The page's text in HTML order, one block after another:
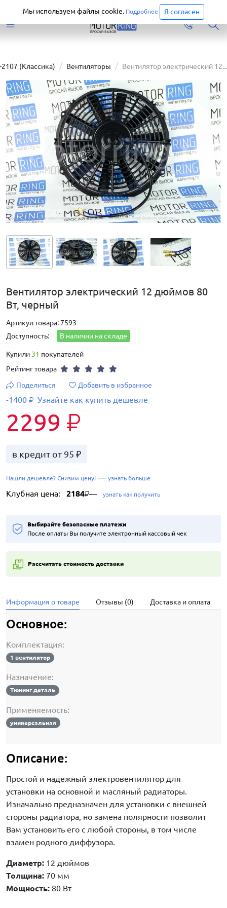
Перейти
(Классика) Вентиляторы Вентилятор электрический 12...
Вентилятор электрический 12 дюймов 80
Вт, черный
Артикул товара: 7593
Доступность:
В наличии на складе
Купили31 покупателей
Рейтинг товара
Поделиться
Добавить в избранное
-1400 ₽ Узнайте как купить дешевле
2299 ₽
в кредит от 95 ₽
Нашли дешевле? Снизим цену! — узнать больше
Клубная цена: 2184₽— узнать как получить
Выбирайте безопасные платежи
После оплаты Вы получите электронный кассовый чек
Рассчитать стоимость доставки
Информация о товаре Отзывы (0) Доставка и оплата
Основное:
Комплектация:
1 вентилятор
Назначение:
Тюнинг деталь
Применяемость:
универсальная
Описание:
Простой и надежный электровентилятор для
установки на основной и масляный радиаторы.
Изначально предназначен для установки с внешней
стороны радиатора, но замена полярности позволит
Вам установить его с любой стороны, в том числе
взамен родного диффузора.
Диаметр: 12 дюймов
Толщина: 70 мм
Мощность: 80 Вт
Мы используем файлы cookie. Подробнее Я согласен